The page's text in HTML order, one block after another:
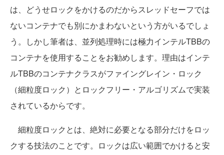
は、どうせロックをかけるのだからスレッドセーフでは
ないコンテナでも別にかまわないという方がいるでしょ
う。しかし筆者は、並列処理時には極力インテルTBBの
コンテナを使用することをお勧めします。理由はインテ
ルTBBのコンテナクラスがファイングレイン・ロック
（細粒度ロック）とロックフリー・アルゴリズムで実装
されているからです。
細粒度ロックとは、絶対に必要となる部分だけをロッ
クする技法のことです。ロックは広い範囲でかけると安